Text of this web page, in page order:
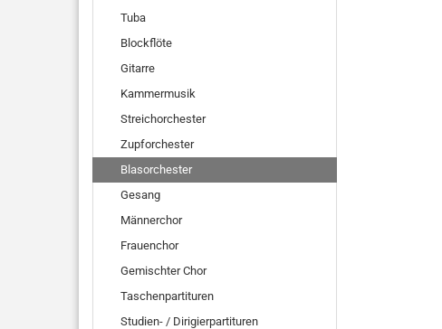
Tuba
Blockflöte
Gitarre
Kammermusik
Streichorchester
Zupforchester
Blasorchester
Gesang
Männerchor
Frauenchor
Gemischter Chor
Taschenpartituren
Studien- / Dirigierpartituren